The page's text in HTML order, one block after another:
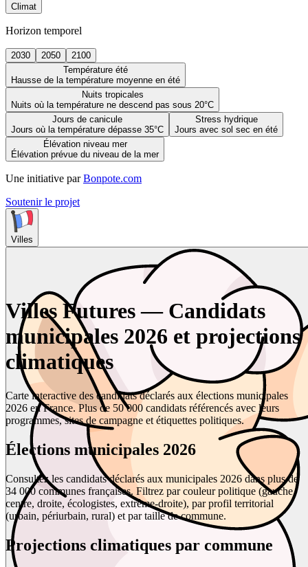
Climat
Horizon temporel
2030 2050
2100
Température été
Hausse de la température moyenne en été
Nuits tropicales
Nuits où la température ne descend pas sous 20°C
Jours de canicule
Jours où la température dépasse 35°C
Stress hydrique
Jours avec sol sec en été
Élévation niveau mer
Élévation prévue du niveau de la mer
Une initiative par Bonpote.com
Soutenir le projet
Villes
Villes Futures — Candidats
municipales 2026 et projections
climatiques
Carte interactive des candidats déclarés aux élections municipales
2026 en France. Plus de 50 000 candidats référencés avec leurs
programmes, sites de campagne et étiquettes politiques.
Élections municipales 2026
Consultez les candidats déclarés aux municipales 2026 dans plus de
34 000 communes françaises. Filtrez par couleur politique (gauche,
centre, droite, écologistes, extrême-droite), par profil territorial
(urbain, périurbain, rural) et par taille de commune.
Projections climatiques par commune